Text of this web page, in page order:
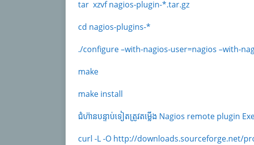
tar xzvf nagios-plugin-*.tar.gz
cd nagios-plugins-*
./configure –with-nagios-user=nagios –with-
make
make install
ជំហ៊ានបន្ទាប់ទៀតត្រូវតម្លើង Nagios remote plugin
curl -L -O http://downloads.sourceforge.net/